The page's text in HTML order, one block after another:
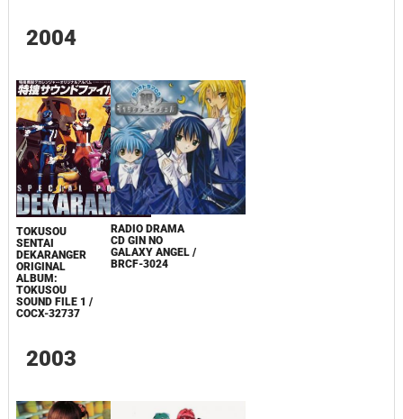
2004
TOKUSOU
SENTAI
DEKARANGER
ORIGINAL
ALBUM:
TOKUSOU
SOUND FILE 1 /
COCX-32737
RADIO DRAMA
CD GIN NO
GALAXY ANGEL /
BRCF-3024
2003